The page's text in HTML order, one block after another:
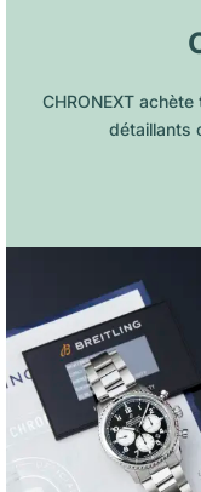
CHRONEXT
détaillants